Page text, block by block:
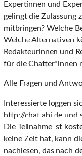
Expertinnen und
gelingt die Zulassung
mitbringen? Welche
Welche Alternativen
Redakteurinnen und
für die Chatter*innen
Alle Fragen und
Interessierte loggen
http://chat.abi.de und
Die Teilnahme ist
keine Zeit hat, kann
nachlesen, das nach